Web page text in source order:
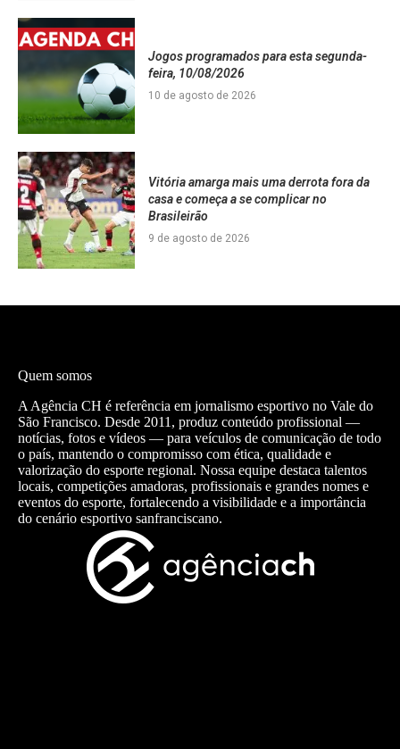
Jogos programados para esta segunda-
feira, 10/08/2026
10 de agosto de 2026
Vitória amarga mais uma derrota fora da
casa e começa a se complicar no
Brasileirão
9 de agosto de 2026
Quem somos
A Agência CH é referência em jornalismo esportivo no Vale do
São Francisco. Desde 2011, produz conteúdo profissional —
notícias, fotos e vídeos — para veículos de comunicação de todo
o país, mantendo o compromisso com ética, qualidade e
valorização do esporte regional. Nossa equipe destaca talentos
locais, competições amadoras, profissionais e grandes nomes e
eventos do esporte, fortalecendo a visibilidade e a importância
do cenário esportivo sanfranciscano.